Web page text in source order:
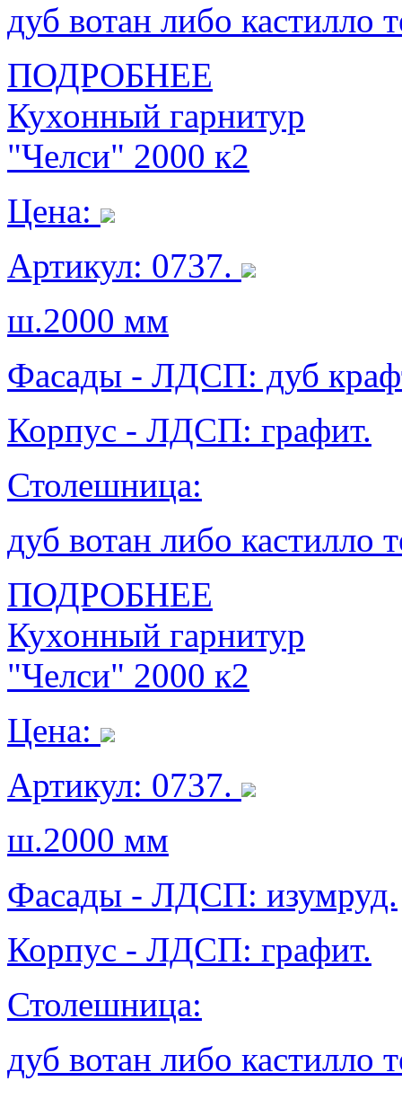
дуб вотан либо кастилло
ПОДРОБНЕЕ
Кухонный гарнитур
"Челси" 2000 к2
Цена:
Артикул: 0737.
ш.2000 мм
Фасады - ЛДСП: дуб
Корпус - ЛДСП: графит.
Столешница:
дуб вотан либо кастилло
ПОДРОБНЕЕ
Кухонный гарнитур
"Челси" 2000 к2
Цена:
Артикул: 0737.
ш.2000 мм
Фасады - ЛДСП: изумруд.
Корпус - ЛДСП: графит.
Столешница:
дуб вотан либо кастилло